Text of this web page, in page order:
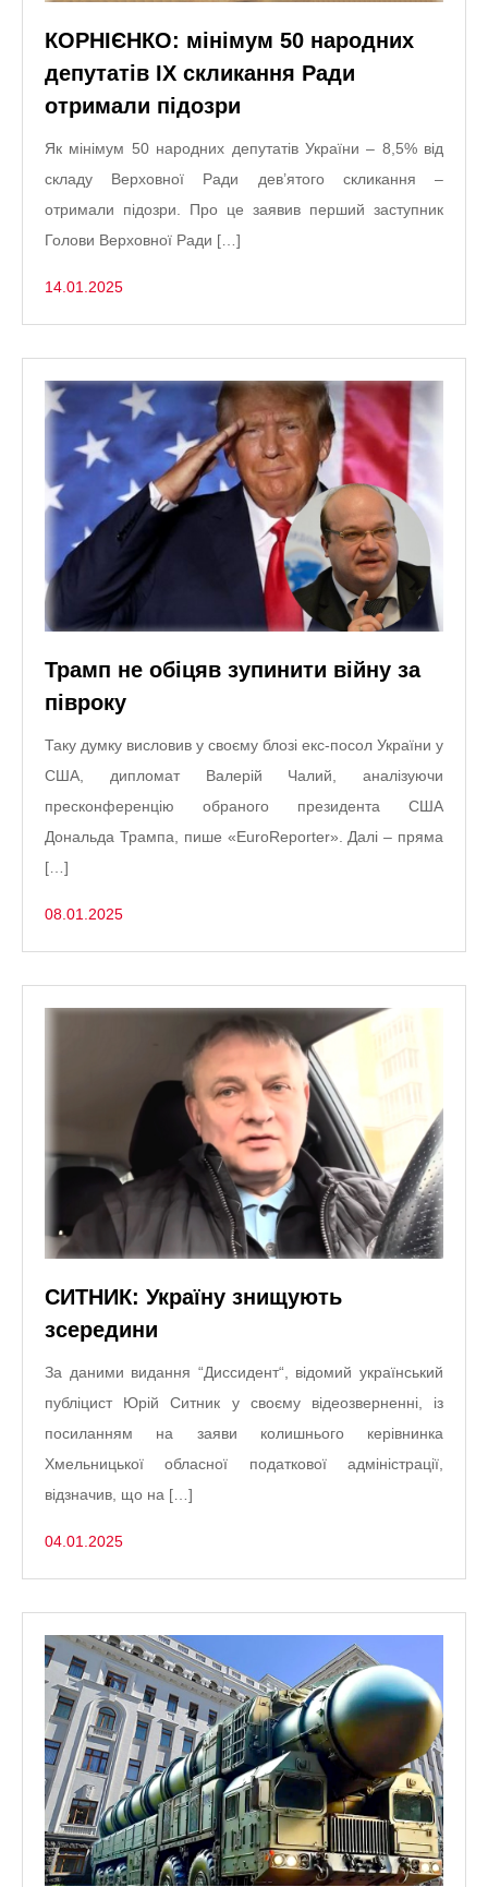
КОРНІЄНКО: мінімум 50 народних
депутатів IX скликання Ради
отримали підозри
Як мінімум 50 народних депутатів України – 8,5% від
складу Верховної Ради дев’ятого скликання –
отримали підозри. Про це заявив перший заступник
Голови Верховної Ради […]
14.01.2025
Трамп не обіцяв зупинити війну за
півроку
Таку думку висловив у своєму блозі екс-посол України у
США, дипломат Валерій Чалий, аналізуючи
пресконференцію обраного президента США
Дональда Трампа, пише «EuroReporter». Далі – пряма
[…]
08.01.2025
СИТНИК: Україну знищують
зсередини
За даними видання “Диссидент“, відомий український
публіцист Юрій Ситник у своєму відеозверненні, із
посиланням на заяви колишнього керівнинка
Хмельницької обласної податкової адміністрації,
відзначив, що на […]
04.01.2025